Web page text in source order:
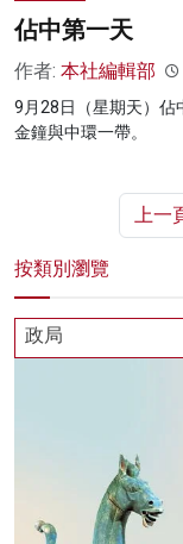
佔中第一天
作者: 本社編輯部
9月28日（星期天）佔
金鐘與中環一帶。
上一
按類別瀏覽
政局